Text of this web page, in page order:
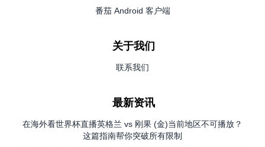
番茄 Android 客户端
关于我们
联系我们
最新资讯
在海外看世界杯直播英格兰 vs 刚果 (金)当前地区不可播放？
这篇指南帮你突破所有限制